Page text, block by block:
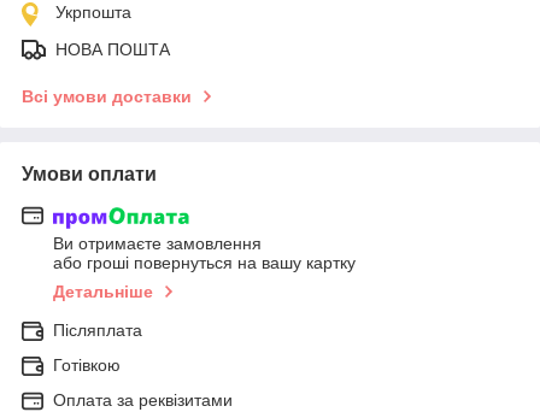
Укрпошта
НОВА ПОШТА
Всі умови доставки
Умови оплати
Ви отримаєте замовлення
або гроші повернуться на вашу картку
Детальніше
Післяплата
Готівкою
Оплата за реквізитами